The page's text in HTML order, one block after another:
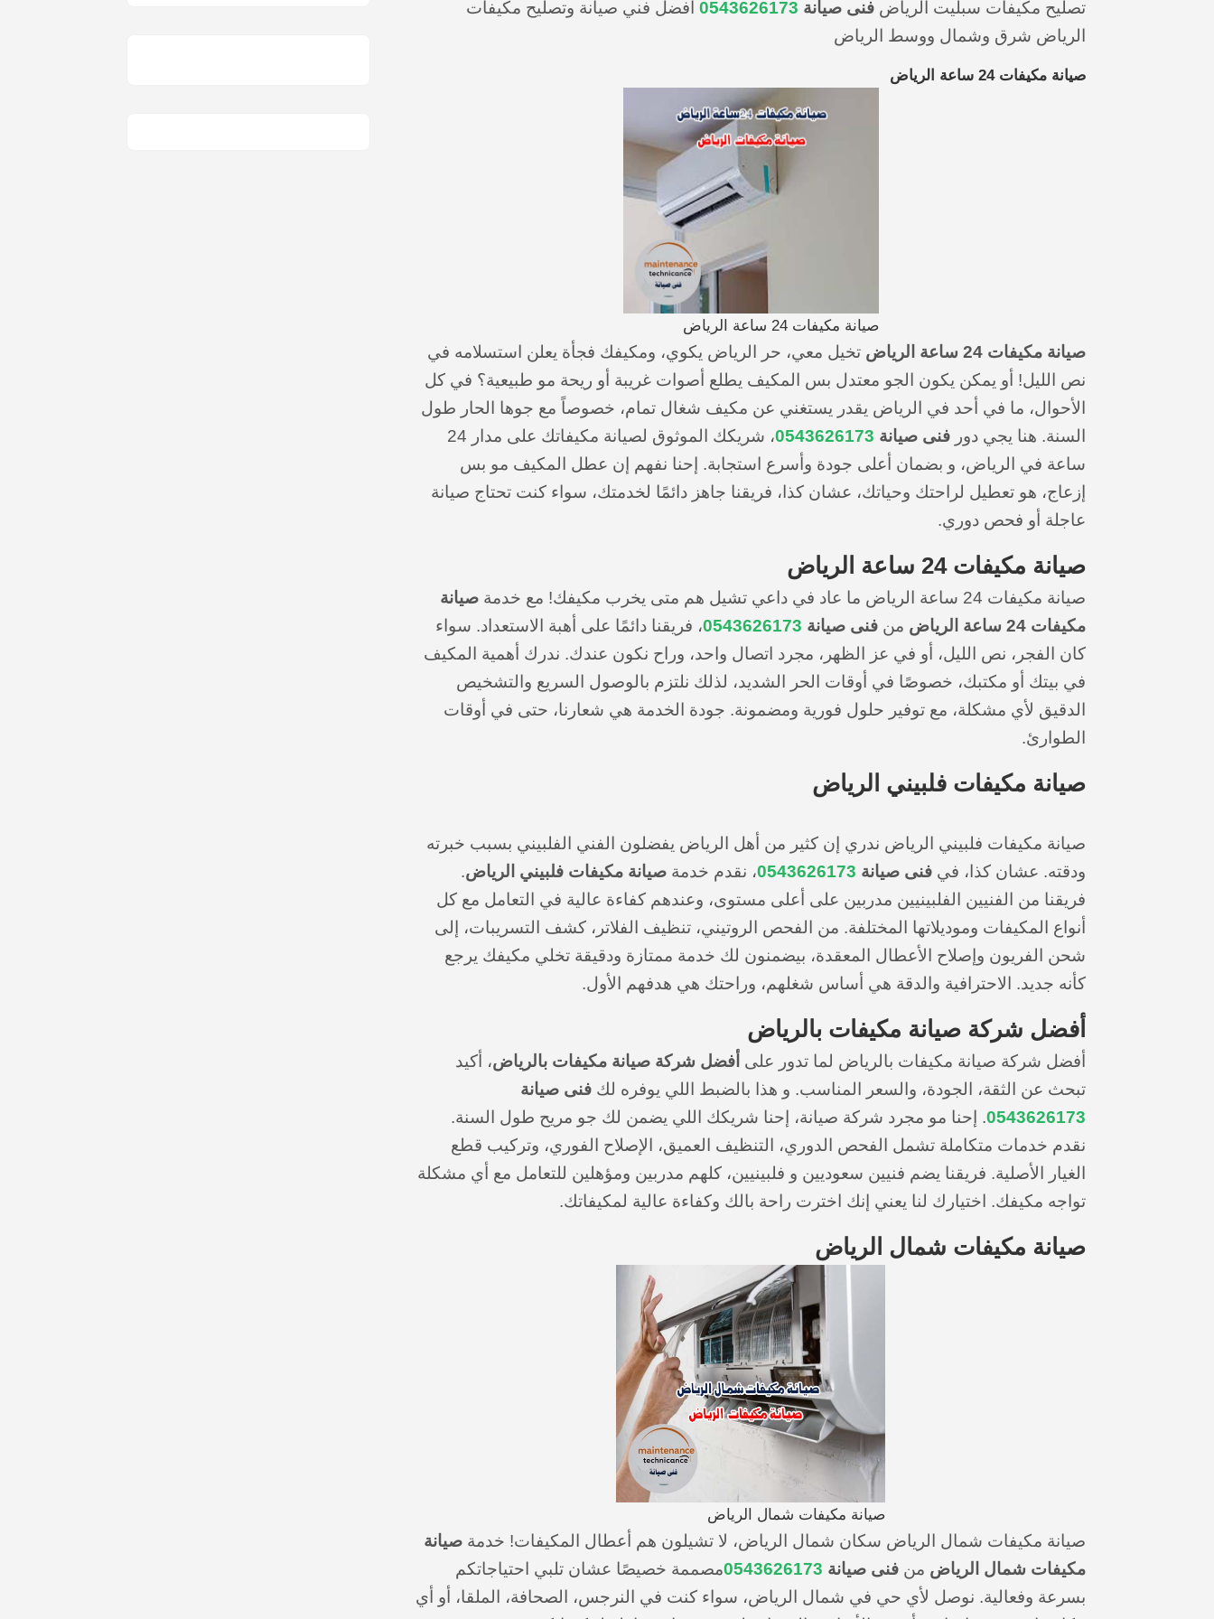
تصليح مكيفات سبليت الرياض فنى صيانة 0543626173 افضل فني صيانة وتصليح مكيفات
الرياض شرق وشمال ووسط الرياض
صيانة مكيفات 24 ساعة الرياض
صيانة مكيفات 24 ساعة الرياض
صيانة مكيفات 24 ساعة الرياض
تخيل معي، حر الرياض يكوي، ومكيفك فجأة يعلن استسلامه في
نص الليل! أو يمكن يكون الجو معتدل بس المكيف يطلع أصوات غريبة أو ريحة مو طبيعية؟ في كل
الأحوال، ما في أحد في الرياض يقدر يستغني عن مكيف شغال تمام، خصوصاً مع جوها الحار طول
السنة. هنا يجي دور فنى صيانة 0543626173
، شريكك الموثوق لصيانة مكيفاتك على مدار 24
ساعة في الرياض، و بضمان أعلى جودة وأسرع استجابة. إحنا نفهم إن عطل المكيف مو بس
إزعاج، هو تعطيل لراحتك وحياتك، عشان كذا، فريقنا جاهز دائمًا لخدمتك، سواء كنت تحتاج صيانة
عاجلة أو فحص دوري.
صيانة مكيفات 24 ساعة الرياض
صيانة مكيفات 24 ساعة الرياض ما عاد في داعي تشيل هم متى يخرب مكيفك! مع خدمة
صيانة
مكيفات 24 ساعة الرياض
من فنى صيانة 0543626173، فريقنا دائمًا على أهبة الاستعداد. سواء
كان الفجر، نص الليل، أو في عز الظهر، مجرد اتصال واحد، وراح نكون عندك. ندرك أهمية المكيف
في بيتك أو مكتبك، خصوصًا في أوقات الحر الشديد، لذلك نلتزم بالوصول السريع والتشخيص
الدقيق لأي مشكلة، مع توفير حلول فورية ومضمونة. جودة الخدمة هي شعارنا، حتى في أوقات
الطوارئ.
صيانة مكيفات فلبيني الرياض
صيانة مكيفات فلبيني الرياض ندري إن كثير من أهل الرياض يفضلون الفني الفلبيني بسبب خبرته
ودقته. عشان كذا، في فنى صيانة 0543626173، نقدم خدمة صيانة مكيفات فلبيني الرياض.
فريقنا من الفنيين الفلبينيين مدربين على أعلى مستوى، وعندهم كفاءة عالية في التعامل مع كل
أنواع المكيفات وموديلاتها المختلفة. من الفحص الروتيني، تنظيف الفلاتر، كشف التسريبات، إلى
شحن الفريون وإصلاح الأعطال المعقدة، بيضمنون لك خدمة ممتازة ودقيقة تخلي مكيفك يرجع
كأنه جديد. الاحترافية والدقة هي أساس شغلهم، وراحتك هي هدفهم الأول.
أفضل شركة صيانة مكيفات بالرياض
أفضل شركة صيانة مكيفات بالرياض لما تدور على أفضل شركة صيانة مكيفات بالرياض، أكيد
تبحث عن الثقة، الجودة، والسعر المناسب. و هذا بالضبط اللي يوفره لك فنى صيانة
0543626173. إحنا مو مجرد شركة صيانة، إحنا شريكك اللي يضمن لك جو مريح طول السنة.
نقدم خدمات متكاملة تشمل الفحص الدوري، التنظيف العميق، الإصلاح الفوري، وتركيب قطع
الغيار الأصلية. فريقنا يضم فنيين سعوديين و فلبينيين، كلهم مدربين ومؤهلين للتعامل مع أي مشكلة
تواجه مكيفك. اختيارك لنا يعني إنك اخترت راحة بالك وكفاءة عالية لمكيفاتك.
صيانة مكيفات شمال الرياض
صيانة مكيفات شمال الرياض
صيانة مكيفات شمال الرياض سكان شمال الرياض، لا تشيلون هم أعطال المكيفات! خدمة صيانة
مكيفات شمال الرياض من فنى صيانة 0543626173مصممة خصيصًا عشان تلبي احتياجاتكم
بسرعة وفعالية. نوصل لأي حي في شمال الرياض، سواء كنت في النرجس، الصحافة، الملقا، أو أي